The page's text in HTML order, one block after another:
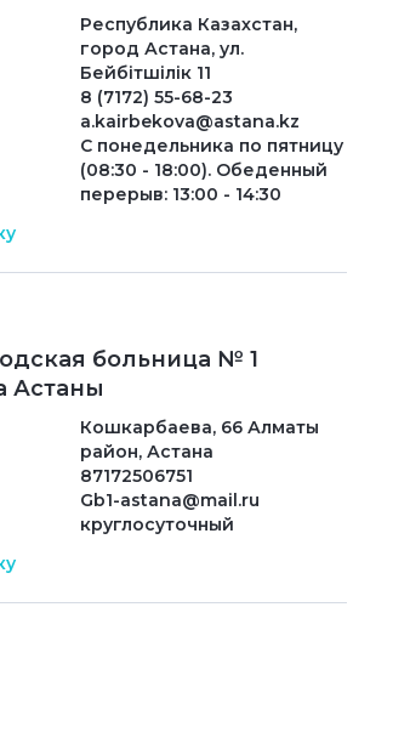
Республика Казахстан,
город Астана, ул.
Бейбiтшiлiк 11
8 (7172) 55-68-23
a.kairbekova@astana.kz
С понедельника по пятницу
(08:30 - 18:00). Обеденный
перерыв: 13:00 - 14:30
больница № 1
Астаны
Кошкарбаева, 66 Алматы
район, Астана
87172506751
Gb1-astana@mail.ru
круглосуточный